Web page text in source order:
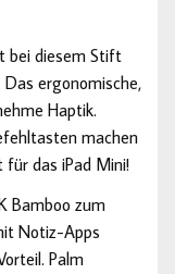
bei diesem Stift
ergonomische,
Haptik.
machen
das iPad Mini!
Bamboo zum
Notiz-Apps
Palm